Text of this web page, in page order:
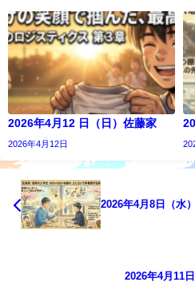
2026年4月12 日（日）佐藤家
2026年4月12日
2026年4月8日（水
2026年4月11